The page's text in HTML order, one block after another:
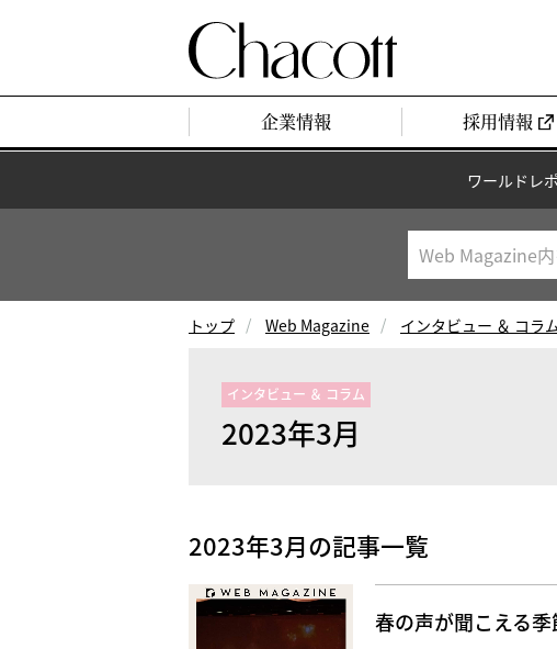
企業情報 採用情報
ワールドレ
トップ Web Magazine インタビュー ＆ コラ
インタビュー ＆ コラム
2023年3月
2023年3月の記事一覧
春の声が聞こえる季